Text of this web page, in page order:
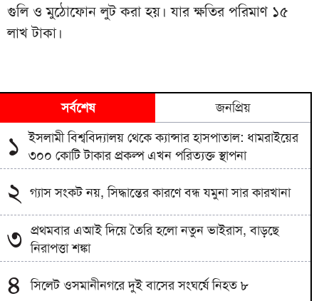
গুলি ও মুঠোফোন লুট করা হয়। যার ক্ষতির পরিমাণ ১৫
লাখ টাকা।
সর্বশেষ জনপ্রিয়
১ ইসলামী বিশ্ববিদ্যালয় থেকে ক্যান্সার হাসপাতাল: ধামরাইয়ের
৩০০ কোটি টাকার প্রকল্প এখন পরিত্যক্ত স্থাপনা
২ গ্যাস সংকট নয়, সিদ্ধান্তের কারণে বন্ধ যমুনা সার কারখানা
৩ প্রথমবার এআই দিয়ে তৈরি হলো নতুন ভাইরাস, বাড়ছে
নিরাপত্তা শঙ্কা
৪ সিলেট ওসমানীনগরে দুই বাসের সংঘর্ষে নিহত ৮